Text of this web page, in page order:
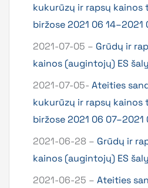
kukurūzų ir rapsų
biržose 2021 06 14–2021
2021-07-05 – Grūdų ir
kainos (augintojų) ES
2021-07-05- Ateities
kukurūzų ir rapsų
biržose 2021 06 07–2021
2021-06-28 – Grūdų ir
kainos (augintojų) ES
2021-06-25 – Ateities